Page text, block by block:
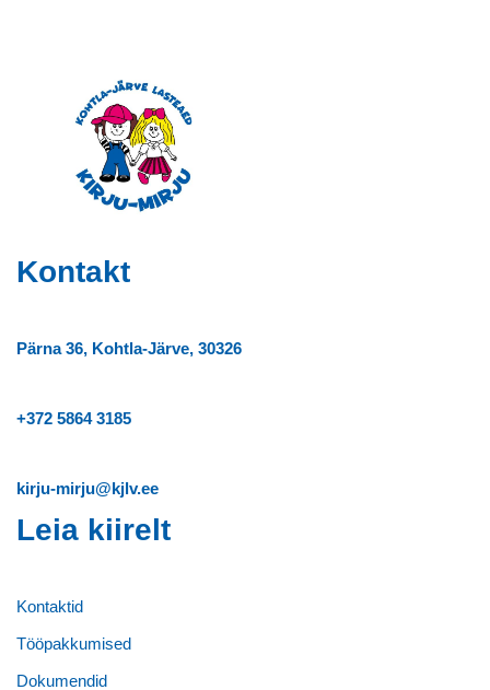
Kontakt
Pärna 36, Kohtla-Järve, 30326
+372 5864 3185
kirju-mirju@kjlv.ee
Leia kiirelt
Kontaktid
Tööpakkumised
Dokumendid